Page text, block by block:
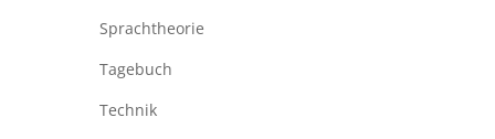
Sprachtheorie
Tagebuch
Technik